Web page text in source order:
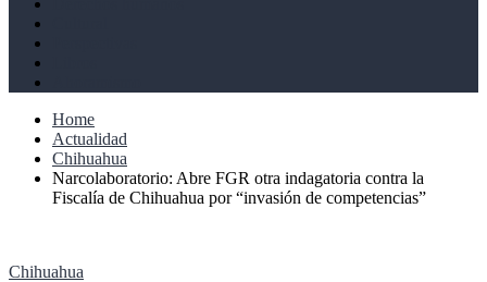
Home
Actualidad
Chihuahua
Narcolaboratorio: Abre FGR otra indagatoria contra la
Fiscalía de Chihuahua por “invasión de competencias”
Chihuahua